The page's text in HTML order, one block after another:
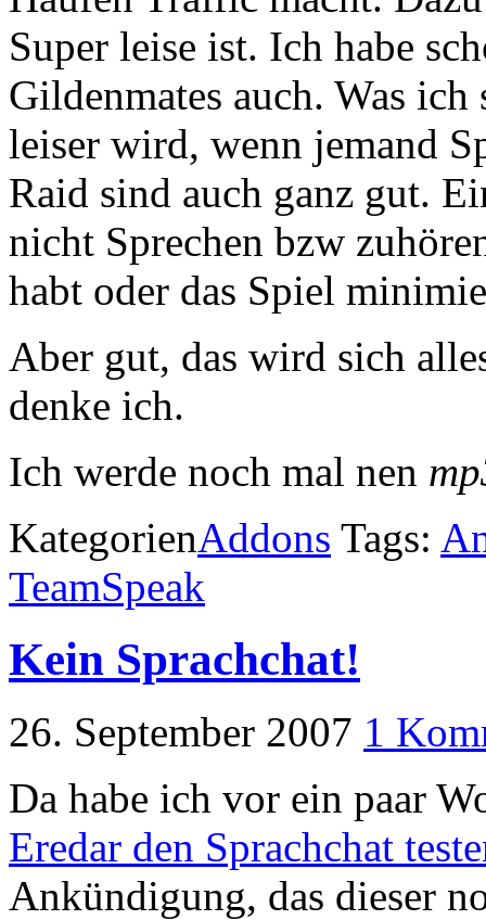
Super leise ist. Ich habe
Gildenmates auch. Was
leiser wird, wenn jemand
Raid sind auch ganz gut.
nicht Sprechen bzw
habt oder das Spiel
Aber gut, das wird sich
denke ich.
Ich werde noch mal nen
KategorienAddons Tags:
TeamSpeak
Kein Sprachchat!
26. September 2007 1
Da habe ich vor ein paar
Eredar den Sprachchat
Ankündigung, das dieser